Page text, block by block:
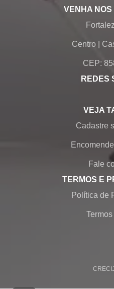
VENHA
Centro
CEP:
REDES
VEJA
Cadastre
Fale
TERMOS E
Política de
CRECI